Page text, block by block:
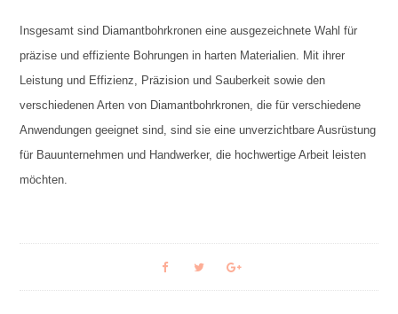
Insgesamt sind Diamantbohrkronen eine ausgezeichnete Wahl für
präzise und effiziente Bohrungen in harten Materialien. Mit ihrer
Leistung und Effizienz, Präzision und Sauberkeit sowie den
verschiedenen Arten von Diamantbohrkronen, die für verschiedene
Anwendungen geeignet sind, sind sie eine unverzichtbare Ausrüstung
für Bauunternehmen und Handwerker, die hochwertige Arbeit leisten
möchten.